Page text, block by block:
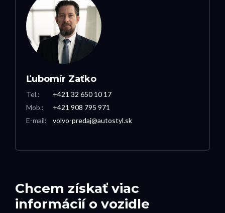
Chcem získať viac
informácií o vozidle
Ľubomír Zaťko
Tel.:
Mob.:
E-mail:
+421 32 650 10 17
+421 908 795 971
volvo-predaj@autostyl.sk